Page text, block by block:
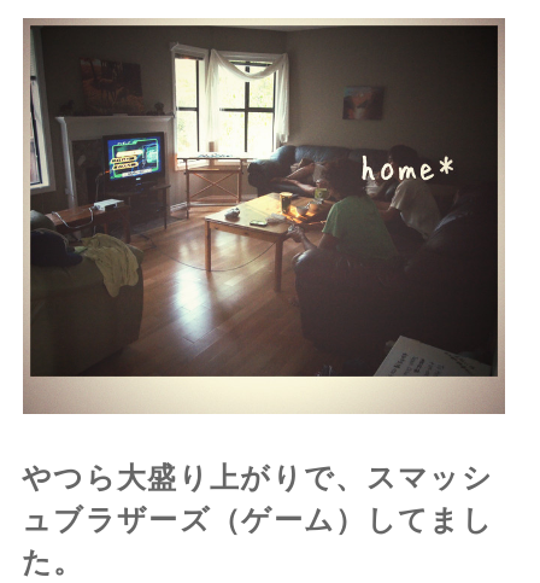
やつら大盛り上がりで、スマッシ
ュブラザーズ（ゲーム）してまし
た。